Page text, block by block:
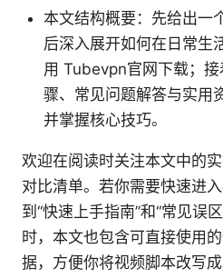
本文结构概要：先给出一
后深入展开如何在日常生
用 Tubevpn官网下载；
骤、常见问题解答与实用
并掌握核心技巧。
欢迎在阅读时关注本文中的
对比清单。若你需要快速进
到“快速上手指南”和“常见误
时，本文也包含可直接使用
据，方便你将视频脚本改写